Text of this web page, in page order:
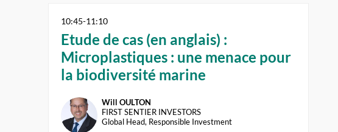
10:45-11:10
Etude de cas (en anglais) :
Microplastiques : une menace pour
la biodiversité marine
WO
Will OULTON
FIRST SENTIER INVESTORS
Global Head, Responsible Investment